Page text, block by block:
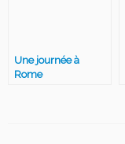
Une journée à
Rome